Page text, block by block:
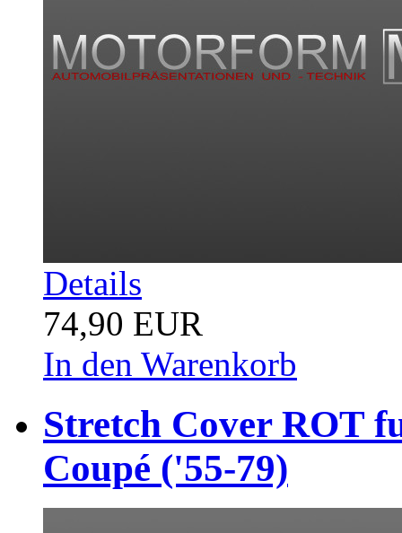
Details
74,90 EUR
In den Warenkorb
Stretch Cover ROT
Coupé ('55-79)